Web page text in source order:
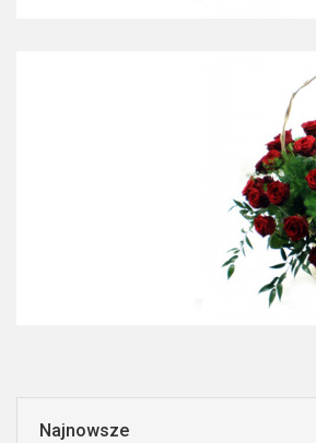
Najnowsze